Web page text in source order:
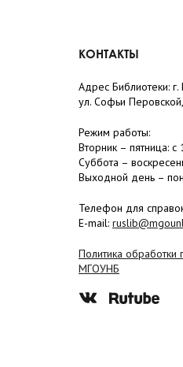
КОНТАКТЫ
Адрес Библиотеки:
ул. Софьи
Режим работы:
Вторник – пятница: с
Суббота – в
Выходной день –
Телефон для
E-mail:
Политика обработки
МГОУНБ